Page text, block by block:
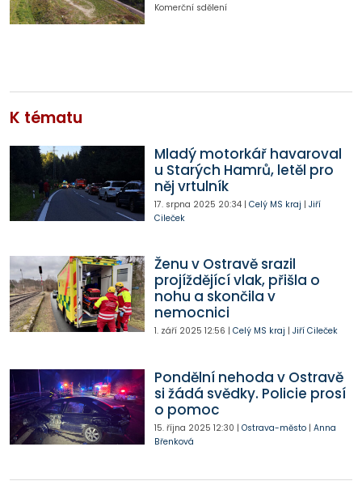
Komerční sdělení
K tématu
Mladý motorkář havaroval
u Starých Hamrů, letěl pro
něj vrtulník
17. srpna 2025 20:34| Celý MS kraj | Jiří
Cileček
Ženu v Ostravě srazil
projíždějící vlak, přišla o
nohu a skončila v
nemocnici
1. září 2025 12:56 | Celý MS kraj | Jiří Cileček
Pondělní nehoda v Ostravě
si žádá svědky. Policie prosí
o pomoc
15. října 2025 12:30 | Ostrava-město| Anna
Břenková